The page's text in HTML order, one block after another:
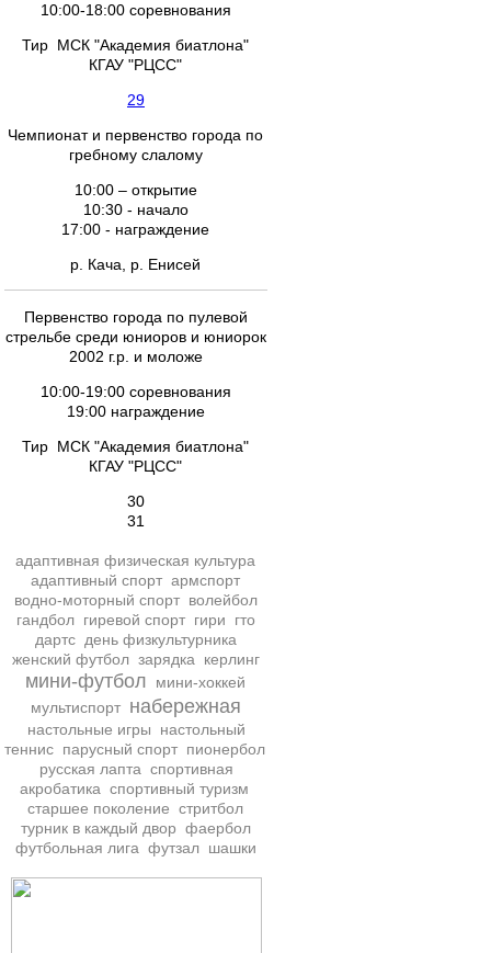
10:00-18:00 соревнования
Тир МСК "Академия биатлона"
КГАУ "РЦСС"
29
Чемпионат и первенство города по
гребному слалому
10:00 – открытие
10:30 - начало
17:00 - награждение
р. Кача, р. Енисей
Первенство города по пулевой
стрельбе среди юниоров и юниорок
2002 г.р. и моложе
10:00-19:00 соревнования
19:00 награждение
Тир МСК "Академия биатлона"
КГАУ "РЦСС"
30
31
адаптивная физическая культура
адаптивный спорт армспорт
водно-моторный спорт волейбол
гандбол гиревой спорт гири
гто
дартс день физкультурника
женский футбол зарядка керлинг
мини-футбол
мини-хоккей
мультиспорт набережная
настольные игры
настольный
теннис парусный спорт пионербол
русская лапта спортивная
акробатика спортивный туризм
старшее поколение стритбол
турник в каждый двор фаербол
футбольная лига футзал шашки